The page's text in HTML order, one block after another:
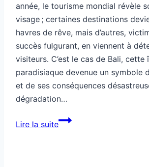
année, le tourisme mondial révèle
visage ; certaines destinations
havres de rêve, mais d’autres,
succès fulgurant, en viennent à
visiteurs. C’est le cas de Bali, cette
paradisiaque devenue un symbole
et de ses conséquences
dégradation…
Lire la suiteLa